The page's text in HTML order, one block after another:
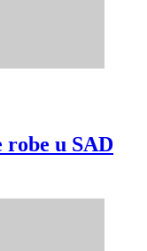
robe u SAD